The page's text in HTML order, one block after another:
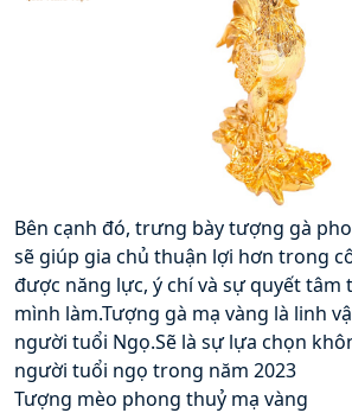
Bên cạnh đó, trưng bày tượng gà
sẽ giúp gia chủ thuận lợi hơn trong
được năng lực, ý chí và sự quyết tâm
mình làm.Tượng gà mạ vàng là linh
người tuổi Ngọ.Sẽ là sự lựa chọn
người tuổi ngọ trong năm 2023
Tượng mèo phong thuỷ mạ vàng